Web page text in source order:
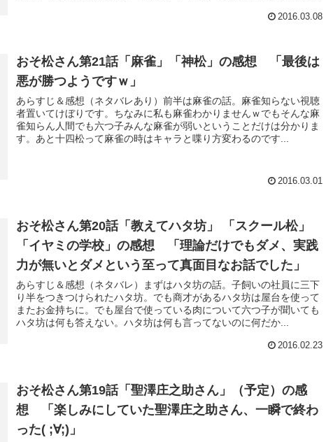
2016.03.08
おそ松さん第21話「麻雀」「神松」の感想 「最後は
悪が勝つようですｗ」
あらすじ＆感想（ネタバレあり）前半は麻雀の話。麻雀知らない視聴
者置いてけぼりです。ちなみに私も麻雀わかりませんｗでもそんな麻
雀知らん人間でも六つ子みんな麻雀が弱いということだけは分かりま
す。あと十四松って麻雀の時はキャラと喋り方変わるのです...
2016.03.01
おそ松さん第20話「教えてハタ坊」 「スクール松」
「イヤミの学校」の感想 「理論だけでもダメ、実践
力が無いとダメという至って真面目なお話でした」
あらすじ＆感想（ネタバレ）まずはハタ坊の話。子飼いの社員に三下
り半をつきつけられたハタ坊。でも商才があるハタ坊は屋台を使って
またお金持ちに。でも屋台で使っている肉について六つ子が聞いても
ハタ坊は何も答えない。ハタ坊は何も言ってないのに何だか...
2016.02.23
おそ松さん第19話「聖澤庄之助さん」（予定）の感
想 「楽しみにしていた聖澤庄之助さん、一瞬で終わ
った( ;∀;)」